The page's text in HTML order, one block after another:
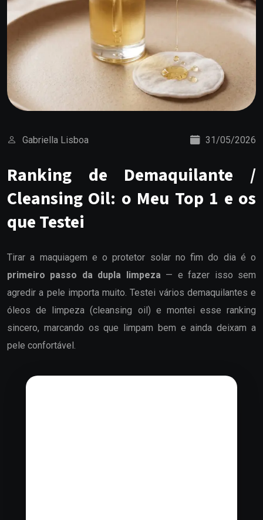
Gabriella Lisboa 31/05/2026
Ranking de Demaquilante /
Cleansing Oil: o Meu Top 1 e os
que Testei
Tirar a maquiagem e o protetor solar no fim do dia é o
primeiro passo da dupla limpeza — e fazer isso sem
agredir a pele importa muito. Testei vários demaquilantes e
óleos de limpeza (cleansing oil) e montei esse ranking
sincero, marcando os que limpam bem e ainda deixam a
pele confortável.